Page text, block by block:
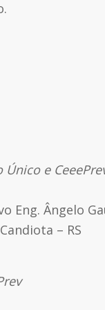
e
Eng. Ângelo
– RS